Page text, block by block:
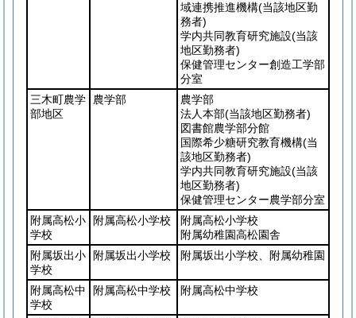
域連携推進機構(当該地区勤
務者)
学内共同教育研究施設(当該
地区勤務者)
保健管理センター創造工学部
分室
三木町農学
部地区
農学部
農学部
法人本部(当該地区勤務者)
図書館農学部分館
国際希少糖研究教育機構(当
該地区勤務者)
学内共同教育研究施設(当該
地区勤務者)
保健管理センター農学部分室
附属高松小
学校
附属高松小学校
附属高松小学校
附属幼稚園高松園舎
附属坂出小
学校
附属坂出小学校 附属坂出小学校、附属幼稚園
附属高松中
学校
附属高松中学校 附属高松中学校